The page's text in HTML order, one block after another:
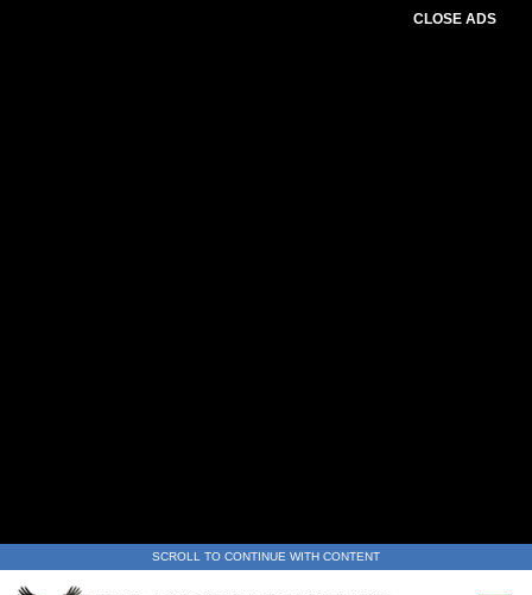
CLOSE ADS
SCROLL TO CONTINUE WITH CONTENT